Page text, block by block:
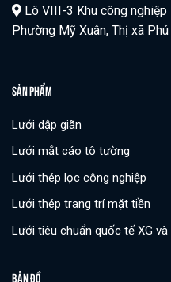
Lô VIII-3 Khu công
Phường Mỹ Xuân, Thị xã
SẢN PHẨM
Lưới dập giãn
Lưới mắt cáo tô tường
Lưới thép lọc công nghiệp
Lưới thép trang trí mặt tiền
Lưới tiêu chuẩn quốc tế XG và
BẢN ĐỒ